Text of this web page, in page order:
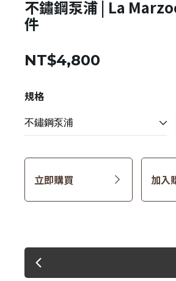
不鏽鋼泵浦 | La
件
NT$4,800
規格
立即購買 加入